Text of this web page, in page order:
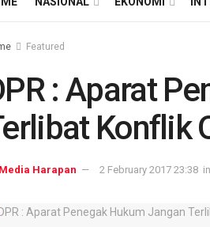
Featured
: Aparat
Konflik
Media Harapan 2 February 2017 23:38 in